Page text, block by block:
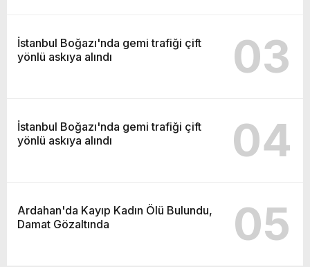
İstanbul Boğazı'nda gemi trafiği çift
yönlü askıya alındı
03
İstanbul Boğazı'nda gemi trafiği çift
yönlü askıya alındı
04
Ardahan'da Kayıp Kadın Ölü Bulundu,
Damat Gözaltında
05